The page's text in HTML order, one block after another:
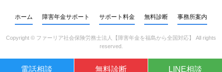
電話相談 無料診断 LINE相談
ホーム 障害年金サポート サポート料金 無料診断 事務所案内
Copyright © ファーリア社会保険労務士法人【障害年金を福島から全国対応】
All rights
reserved.